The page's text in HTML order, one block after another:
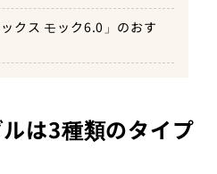
クス モック6.0」のおす
は3種類のタイプ